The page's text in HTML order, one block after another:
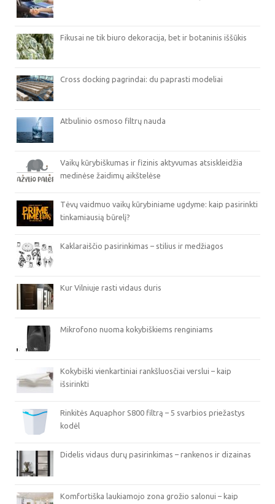
Fikusai ne tik biuro dekoracija, bet ir botaninis iššūkis
Cross docking pagrindai: du paprasti modeliai
Atbulinio osmoso filtrų nauda
Vaikų kūrybiškumas ir fizinis aktyvumas atsiskleidžia
medinėse žaidimų aikštelėse
Tėvų vaidmuo vaikų kūrybiniame ugdyme: kaip pasirinkti
tinkamiausią būrelį?
Kaklaraiščio pasirinkimas – stilius ir medžiagos
Kur Vilniuje rasti vidaus duris
Mikrofono nuoma kokybiškiems renginiams
Kokybiški vienkartiniai rankšluosčiai verslui – kaip
išsirinkti
Rinkitės Aquaphor S800 filtrą – 5 svarbios priežastys
kodėl
Didelis vidaus durų pasirinkimas – rankenos ir dizainas
Komfortiška laukiamojo zona grožio salonui – kaip